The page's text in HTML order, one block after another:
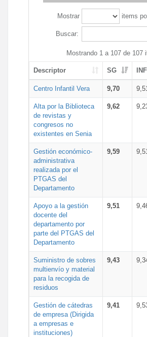
Mostrar items
Buscar:
Mostrando 1 a 107 de 107
Descriptor SG INF
Centro Infantil Vera 9,70
Alta por la Biblioteca
de revistas y
congresos no
existentes en Senia
9,62
Gestión económico-
administrativa
realizada por el
PTGAS del
Departamento
9,59
Apoyo a la gestión
docente del
departamento por
parte del PTGAS del
Departamento
9,51
Suministro de sobres
multienvío y material
para la recogida de
residuos
9,43
Gestión de cátedras
de empresa (Dirigida
a empresas e
instituciones)
9,41